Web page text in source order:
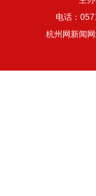
电话：
杭州网新闻